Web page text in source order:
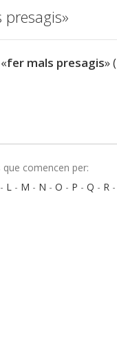
fer mals presagis»
comencen per:
- L - M - N - O - P - Q - R -